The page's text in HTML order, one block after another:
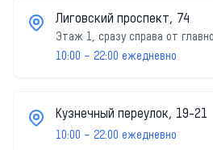
Лиговский проспект, 74
Этаж 1, сразу справа от
10:00 – 22:00 ежедневно
Кузнечный переулок, 19-21
10:00 – 22:00 ежедневно